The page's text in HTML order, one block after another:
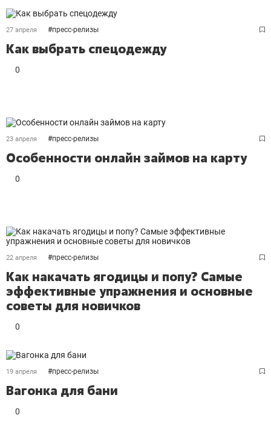
27 апреля #пресс-релизы
Как выбрать спецодежду
0
23 апреля #пресс-релизы
Особенности онлайн займов на карту
0
22 апреля #пресс-релизы
Как накачать ягодицы и попу? Самые
эффективные упражнения и основные
советы для новичков
0
19 апреля #пресс-релизы
Вагонка для бани
0